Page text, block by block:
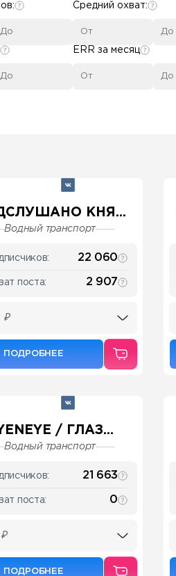
Средний охват:
ERR за месяц
КНЯ...
Водный транспорт
22 060
поста: 2 907
₽
ПОДРОБНЕЕ
/ ГЛАЗ...
Водный транспорт
21 663
поста: 0
₽
ПОДРОБНЕЕ